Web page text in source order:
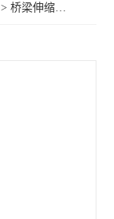
>桥梁伸缩缝安装公差测试系统